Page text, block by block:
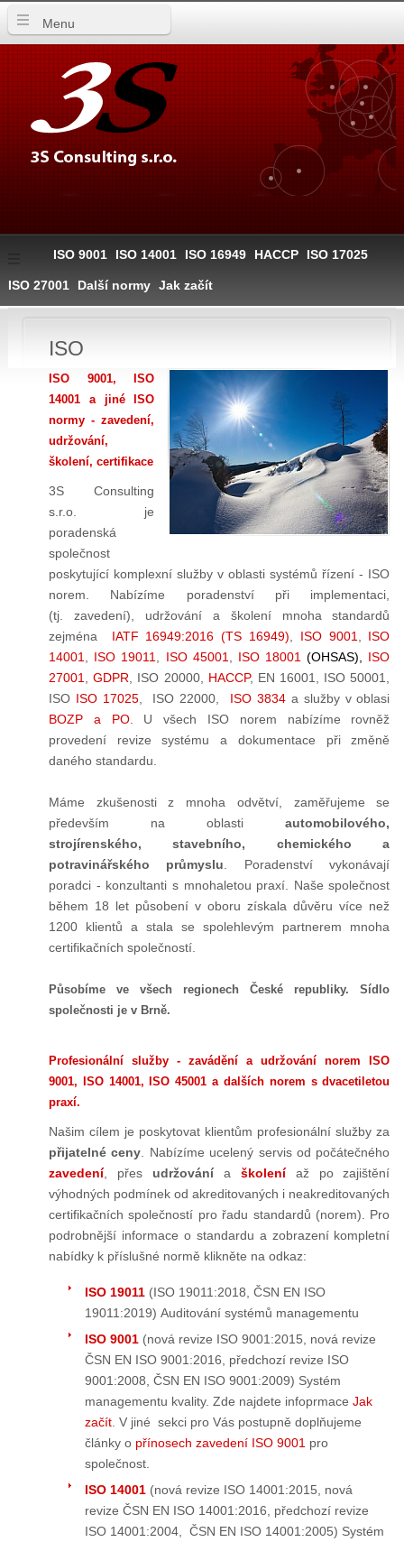
Menu
ISO 9001 ISO 14001 ISO 16949 HACCP ISO 17025
ISO 27001 Další normy Jak začít
ISO
ISO 9001, ISO
14001 a jiné ISO
normy - zavedení,
udržování,
školení, certifikace
3S Consulting
s.r.o. je
poradenská
společnost
poskytující komplexní služby v oblasti systémů řízení - ISO
norem. Nabízíme poradenství při implementaci,
(tj. zavedení), udržování a školení mnoha standardů
zejména IATF 16949:2016 (TS 16949) ISO 9001
ISO
14001
ISO 19011 ISO 45001 ISO 18001 (OHSAS), ISO
27001
,GDPR , ISO 20000, HACCP, EN 16001, ISO 50001,
ISO ISO 17025, ISO 22000, ISO 3834a služby v oblasi
BOZP a PO. U všech ISO norem nabízíme rovněž
provedení revize systému a dokumentace při změně
daného standardu.
Máme zkušenosti z mnoha odvětví, zaměřujeme se
především na oblastiautomobilového,
strojírenského, stavebního, chemického a
potravinářského průmyslu . Poradenství vykonávají
poradci - konzultanti s mnohaletou praxí. Naše společnost
během 18 let působení v oboru získala důvěru více než
1200 klientů a stala se spolehlevým partnerem mnoha
certifikačních společností.
Působíme ve všech regionech České republiky. Sídlo
společnosti je v Brně.
Profesionální služby - zavádění a udržování norem ISO
9001, ISO 14001, ISO 45001 a dalších norem s dvacetiletou
praxí.
Našim cílem je poskytovat klientům profesionální služby za
přijatelné ceny . Nabízíme ucelený servis od počátečného
zavedení, přes udržovánía školeníaž po zajištění
výhodných podmínek od akreditovaných i neakreditovaných
certifikačních společností pro řadu standardů (norem). Pro
podrobnější informace o standardu a zobrazení kompletní
nabídky k příslušné normě klikněte na odkaz:
ISO 19011(ISO 19011:2018, ČSN EN ISO
19011:2019) Auditování systémů managementu
ISO 9001 (nová revize ISO 9001:2015, nová revize
ČSN EN ISO 9001:2016, předchozí revize ISO
9001:2008, ČSN EN ISO 9001:2009) Systém
managementu kvality. Zde najdete infoprmace Jak
začít. V jiné sekci pro Vás postupně doplňujeme
články o přínosech zavedení ISO 9001pro
společnost.
ISO 14001 (nová revize ISO 14001:2015, nová
revize ČSN EN ISO 14001:2016, předchozí revize
ISO 14001:2004, ČSN EN ISO 14001:2005) Systém